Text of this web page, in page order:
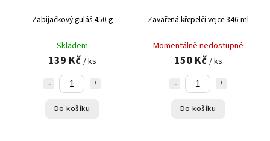
Zabijačkový guláš 450 g
Skladem
139 Kč / ks
Do košíku
Zavařená křepelčí vejce 346 ml
Momentálně nedostupné
150 Kč / ks
Do košíku